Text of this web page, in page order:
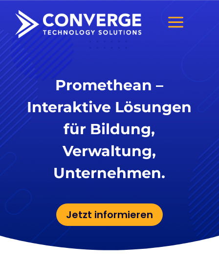
a
Promethean –
Interaktive Lösungen
für Bildung,
Verwaltung,
Unternehmen.
Jetzt informieren